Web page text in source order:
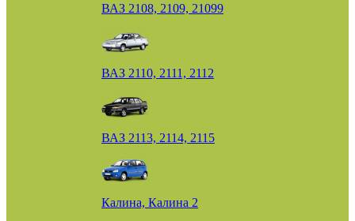
ВАЗ 2108, 2109, 21099
ВАЗ 2110, 2111, 2112
ВАЗ 2113, 2114, 2115
Калина, Калина 2